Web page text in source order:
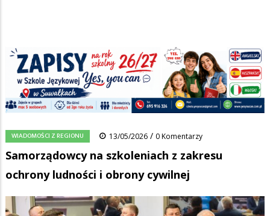
Ścieżka
nawigacyjna
Strona główna/Wiadomości /Wiadomości z regionu/
Samorządowcy na szkoleniach z zakresu ochrony ludności i obrony
cywilnej
FacebookPinterestTumblr
0 Reddit Share
WIADOMOŚCI Z REGIONU 13/05/2026 / 0 Komentarzy
Samorządowcy na szkoleniach z zakresu
ochrony ludności i obrony cywilnej